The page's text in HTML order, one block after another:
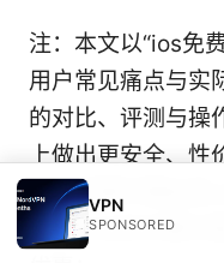
注：本文以“ios免
用户常见痛点与实
的对比、评测与操
上做出更安全、性
进一步提升隐私和
高性价比的付费方
VPN
SPONSORED